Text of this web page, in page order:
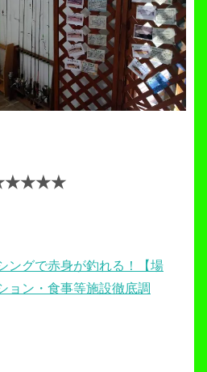
★★★★★
ングで赤身が釣れる！【場
ョン・食事等施設徹底調